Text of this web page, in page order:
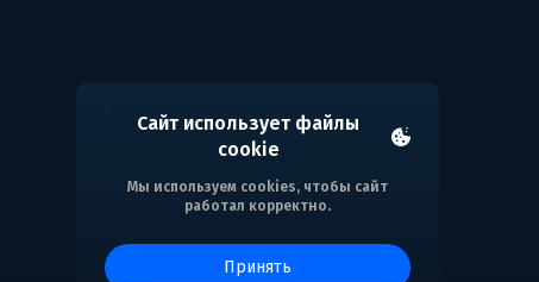
Сайт использует файлы
cookie
Мы используем cookies, чтобы сайт
работал корректно.
принять